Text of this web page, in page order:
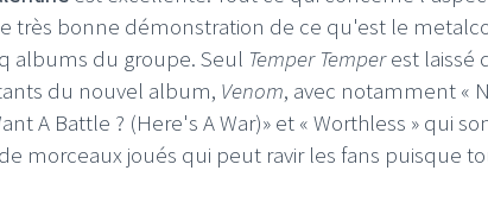
très bonne démonstration de ce qu'est le
albums du groupe. Seul Temper Temperest laissé
du nouvel album, Venom, avec notamment «
A Battle ? (Here's A War)» et « Worthless » qui
morceaux joués qui peut ravir les fans puisque